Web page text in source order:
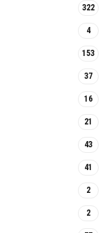
322
4
153
37
16
21
43
41
2
2